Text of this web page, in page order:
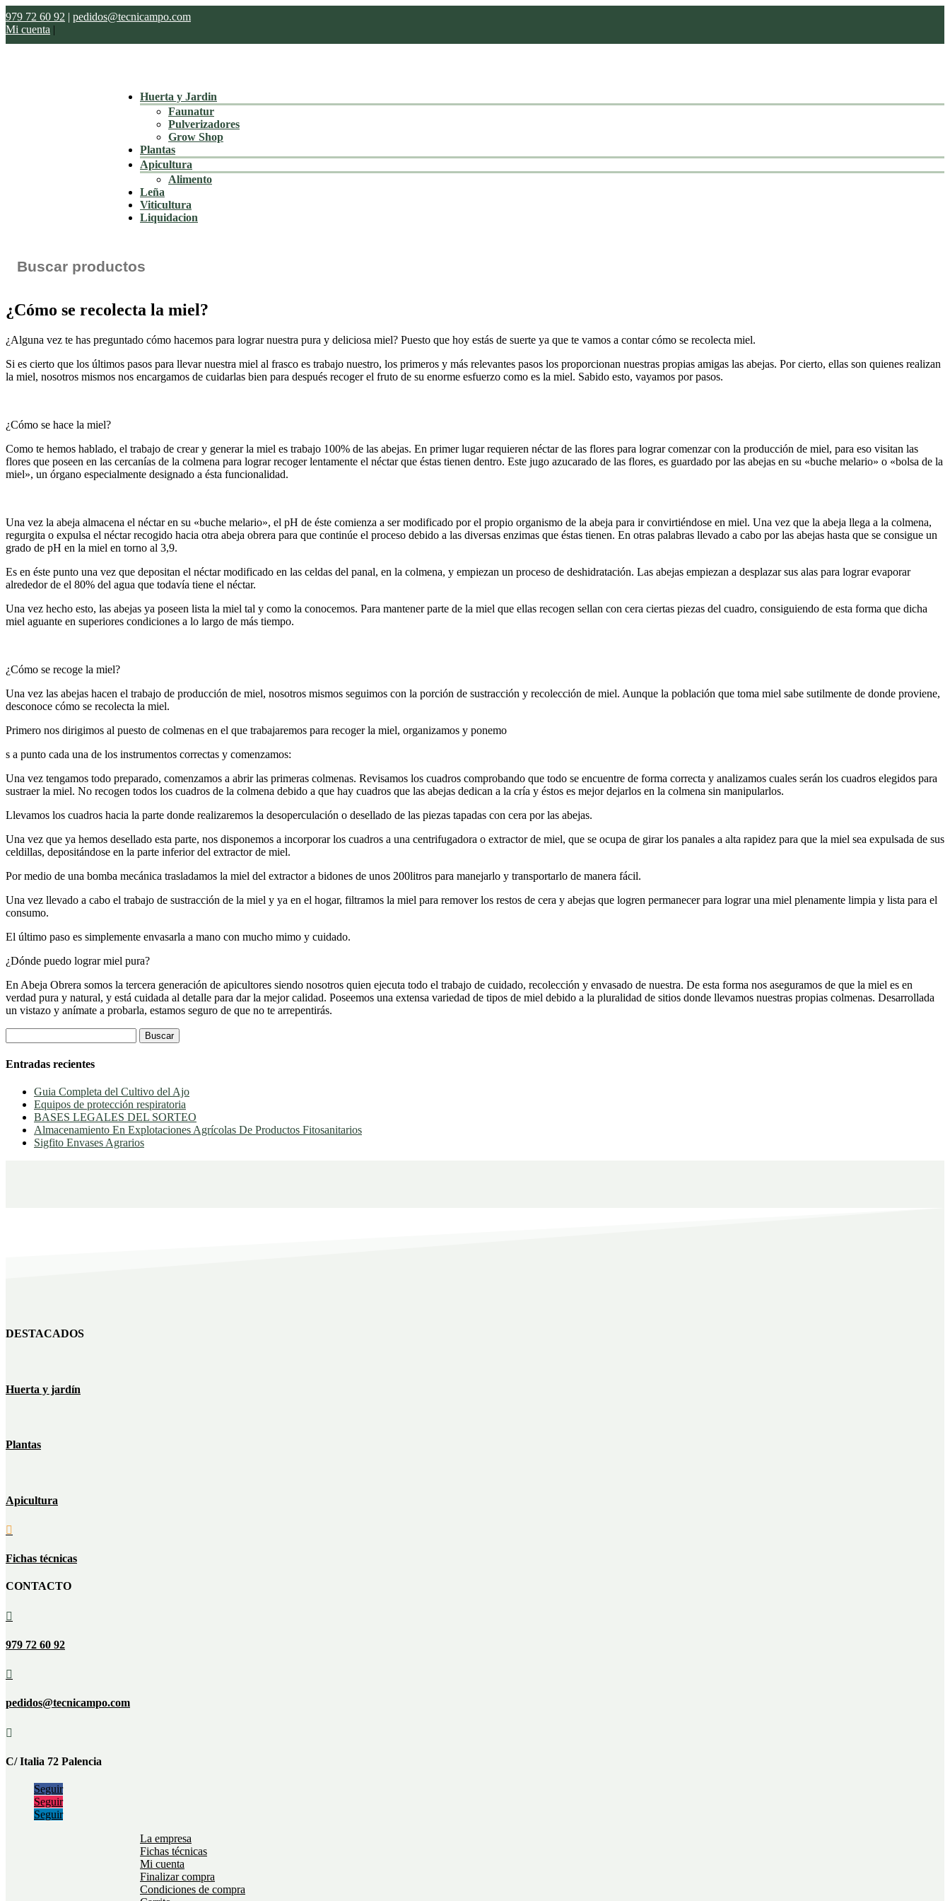
979 72 60 92 | pedidos@tecnicampo.com
Mi cuenta |
Huerta y Jardin
Faunatur
Pulverizadores
Grow Shop
Plantas
Apicultura
Alimento
Leña
Viticultura
Liquidacion
¿Cómo se recolecta la miel?
¿Alguna vez te has preguntado cómo hacemos para lograr nuestra pura y deliciosa miel? Puesto que hoy estás de suerte ya que te vamos a contar cómo se recolecta miel.
Si es cierto que los últimos pasos para llevar nuestra miel al frasco es trabajo nuestro, los primeros y más relevantes pasos los proporcionan nuestras propias amigas las abejas. Por cierto, ellas son quienes realizan
la miel, nosotros mismos nos encargamos de cuidarlas bien para después recoger el fruto de su enorme esfuerzo como es la miel. Sabido esto, vayamos por pasos.
¿Cómo se hace la miel?
Como te hemos hablado, el trabajo de crear y generar la miel es trabajo 100% de las abejas. En primer lugar requieren néctar de las flores para lograr comenzar con la producción de miel, para eso visitan las
flores que poseen en las cercanías de la colmena para lograr recoger lentamente el néctar que éstas tienen dentro. Este jugo azucarado de las flores, es guardado por las abejas en su «buche melario» o «bolsa de la
miel», un órgano especialmente designado a ésta funcionalidad.
Una vez la abeja almacena el néctar en su «buche melario», el pH de éste comienza a ser modificado por el propio organismo de la abeja para ir convirtiéndose en miel. Una vez que la abeja llega a la colmena,
regurgita o expulsa el néctar recogido hacia otra abeja obrera para que continúe el proceso debido a las diversas enzimas que éstas tienen. En otras palabras llevado a cabo por las abejas hasta que se consigue un
grado de pH en la miel en torno al 3,9.
Es en éste punto una vez que depositan el néctar modificado en las celdas del panal, en la colmena, y empiezan un proceso de deshidratación. Las abejas empiezan a desplazar sus alas para lograr evaporar
alrededor de el 80% del agua que todavía tiene el néctar.
Una vez hecho esto, las abejas ya poseen lista la miel tal y como la conocemos. Para mantener parte de la miel que ellas recogen sellan con cera ciertas piezas del cuadro, consiguiendo de esta forma que dicha
miel aguante en superiores condiciones a lo largo de más tiempo.
¿Cómo se recoge la miel?
Una vez las abejas hacen el trabajo de producción de miel, nosotros mismos seguimos con la porción de sustracción y recolección de miel. Aunque la población que toma miel sabe sutilmente de donde proviene,
desconoce cómo se recolecta la miel.
Primero nos dirigimos al puesto de colmenas en el que trabajaremos para recoger la miel, organizamos y ponemo
s a punto cada una de los instrumentos correctas y comenzamos:
Una vez tengamos todo preparado, comenzamos a abrir las primeras colmenas. Revisamos los cuadros comprobando que todo se encuentre de forma correcta y analizamos cuales serán los cuadros elegidos para
sustraer la miel. No recogen todos los cuadros de la colmena debido a que hay cuadros que las abejas dedican a la cría y éstos es mejor dejarlos en la colmena sin manipularlos.
Llevamos los cuadros hacia la parte donde realizaremos la desoperculación o desellado de las piezas tapadas con cera por las abejas.
Una vez que ya hemos desellado esta parte, nos disponemos a incorporar los cuadros a una centrifugadora o extractor de miel, que se ocupa de girar los panales a alta rapidez para que la miel sea expulsada de sus
celdillas, depositándose en la parte inferior del extractor de miel.
Por medio de una bomba mecánica trasladamos la miel del extractor a bidones de unos 200litros para manejarlo y transportarlo de manera fácil.
Una vez llevado a cabo el trabajo de sustracción de la miel y ya en el hogar, filtramos la miel para remover los restos de cera y abejas que logren permanecer para lograr una miel plenamente limpia y lista para el
consumo.
El último paso es simplemente envasarla a mano con mucho mimo y cuidado.
¿Dónde puedo lograr miel pura?
En Abeja Obrera somos la tercera generación de apicultores siendo nosotros quien ejecuta todo el trabajo de cuidado, recolección y envasado de nuestra. De esta forma nos aseguramos de que la miel es en
verdad pura y natural, y está cuidada al detalle para dar la mejor calidad. Poseemos una extensa variedad de tipos de miel debido a la pluralidad de sitios donde llevamos nuestras propias colmenas. Desarrollada
un vistazo y anímate a probarla, estamos seguro de que no te arrepentirás.
Entradas recientes
Guia Completa del Cultivo del Ajo
Equipos de protección respiratoria
BASES LEGALES DEL SORTEO
Almacenamiento En Explotaciones Agrícolas De Productos Fitosanitarios
Sigfito Envases Agrarios
DESTACADOS
Huerta y jardín
Plantas
Apicultura

Fichas técnicas
CONTACTO

979 72 60 92

pedidos@tecnicampo.com

C/ Italia 72 Palencia
Seguir
Seguir
Seguir
La empresa
Fichas técnicas
Mi cuenta
Finalizar compra
Condiciones de compra